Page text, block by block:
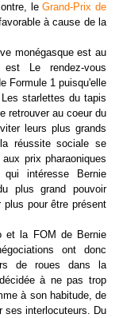
leGrand-Prix de
à cause de la
monégasque est au
Le rendez-vous
Formule 1 puisqu'elle
starlettes du tapis
retrouver au coeur du
leurs plus grands
réussite sociale se
prix pharaoniques
intéresse Bernie
plus grand pouvoir
pour être présent
et la FOM de Bernie
ont donc
de roues dans la
à ne pas trop
à son habitude, de
ses interlocuteurs. Du